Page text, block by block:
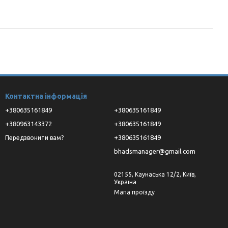
Контактна інформація
+380635161849
+380963143372
Передзвонити вам?
+380635161849
+380635161849
+380635161849
bhadsmanager@gmail.com
02155, Каунаська 12/2, Київ,
Україна
Мапа проїзду